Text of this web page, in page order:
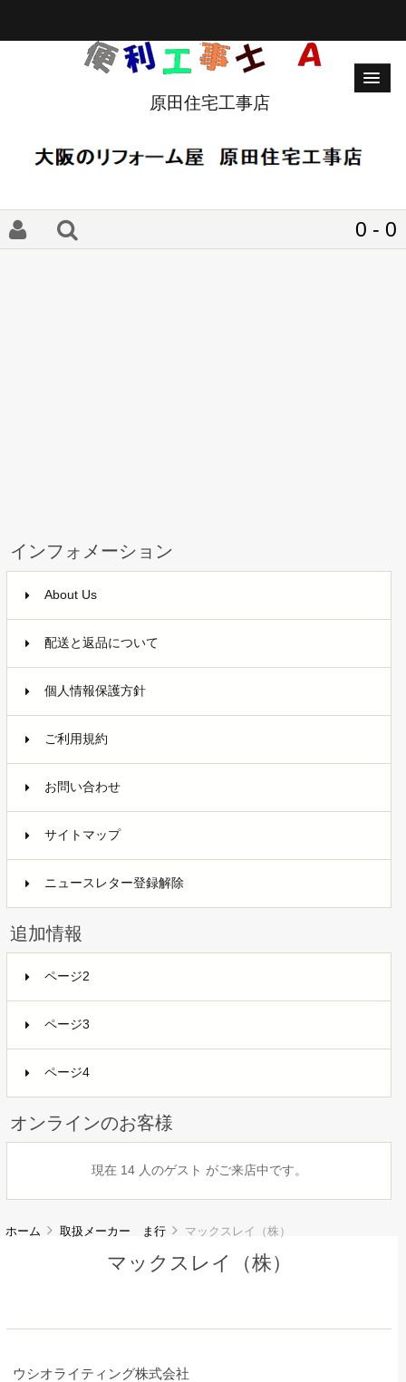
原田住宅工事店
0 - 0
インフォメーション
About Us
配送と返品について
個人情報保護方針
ご利用規約
お問い合わせ
サイトマップ
ニュースレター登録解除
追加情報
ページ2
ページ3
ページ4
オンラインのお客様
現在 14 人のゲスト がご来店中です。
ホーム 取扱メーカー ま行 マックスレイ（株）
マックスレイ（株）
ウシオライティング株式会社